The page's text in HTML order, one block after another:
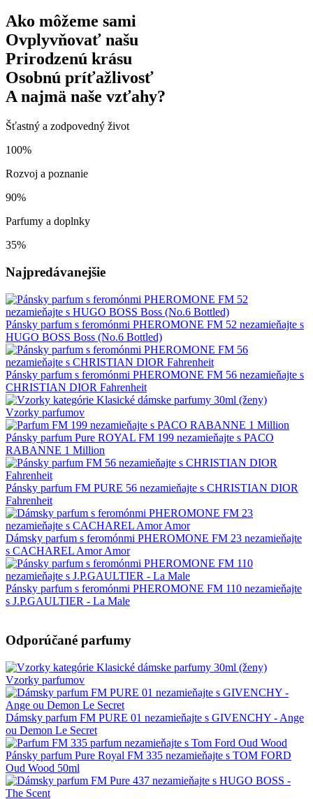
Ako môžeme sami
Ovplyvňovať našu
Prirodzenú krásu
Osobnú príťažlivosť
A najmä naše vzťahy?
Šťastný a zodpovedný život
100%
Rozvoj a poznanie
90%
Parfumy a doplnky
35%
Najpredávanejšie
Pánsky parfum s feromónmi PHEROMONE FM 52 nezamieňajte s
HUGO BOSS Boss (No.6 Bottled)
Pánsky parfum s feromónmi PHEROMONE FM 56 nezamieňajte s
CHRISTIAN DIOR Fahrenheit
Vzorky parfumov
Pánsky parfum Pure ROYAL FM 199 nezamieňajte s PACO
RABANNE 1 Million
Pánsky parfum FM PURE 56 nezamieňajte s CHRISTIAN DIOR
Fahrenheit
Dámsky parfum s feromónmi PHEROMONE FM 23 nezamieňajte
s CACHAREL Amor Amor
Pánsky parfum s feromónmi PHEROMONE FM 110 nezamieňajte
s J.P.GAULTIER - La Male
Odporúčané parfumy
Vzorky parfumov
Dámsky parfum FM PURE 01 nezamieňajte s GIVENCHY - Ange
ou Demon Le Secret
Pánsky parfum Pure Royal FM 335 nezamieňajte s TOM FORD
Oud Wood 50ml